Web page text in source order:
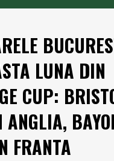
LUNA DIN
CUP:
FRANTA